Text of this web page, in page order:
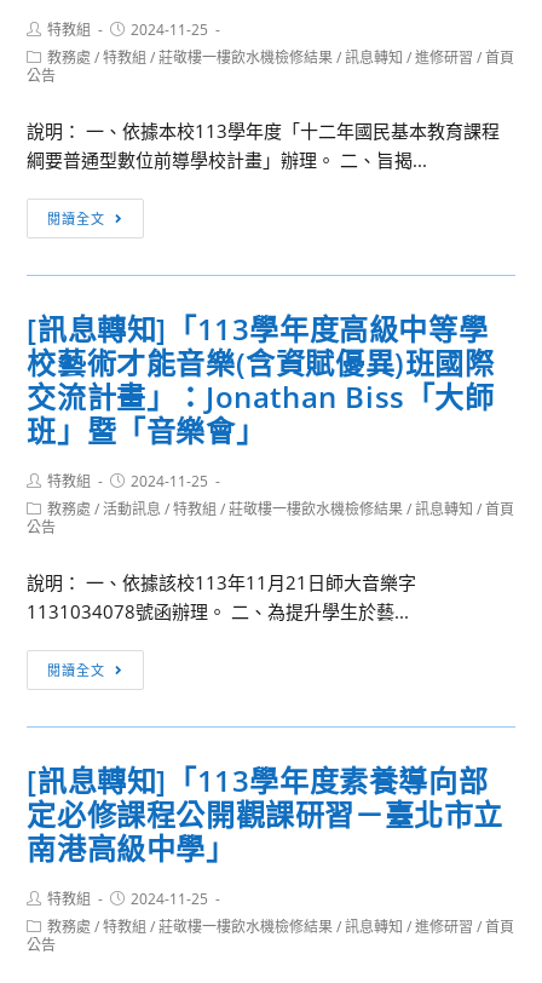
實
驗
辦
理
113
「資
安
全」
種
子
資
研
營，
敬
全
國
職
教
師
踴
躍
參
公
告
勵
貴
校
躍
報
名
賽
報
程
及
相
訊，
請
查
照。
英
領
力
工
作
Post
author:
特教組
Post
published:
2024-11-25
Post
category:
教務處 / 特教組 / 莊敬樓一樓飲水機檢修結果 / 訊息轉知 / 進修研習 / 首頁
公告
說明： 一、依據本校113學年度「十二年國民基本教育課程
綱要普通型數位前導學校計畫」辦理。 二、旨揭...
閱讀全文
息
轉
學
年
度
數
位
前
導
「要
音
樂
幹
嘛？
AI
應
用
音
樂
[訊息轉知]「113學年度高級中等學
校藝術才能音樂(含資賦優異)班國際
交流計畫」：Jonathan Biss「大師
班」暨「音樂會」
Post
author:
特教組
Post
published:
2024-11-25
Post
category:
教務處 / 活動訊息 / 特教組 / 莊敬樓一樓飲水機檢修結果 / 訊息轉知 / 首頁
公告
說明： 一、依據該校113年11月21日師大音樂字
1131034078號函辦理。 二、為提升學生於藝...
閱讀全文
息
轉
「113
學
年
度
高
級
[訊息轉知]「113學年度素養導向部
定必修課程公開觀課研習－臺北市立
南港高級中學」
Post
author:
特教組
Post
published:
2024-11-25
Post
category:
教務處 / 特教組 / 莊敬樓一樓飲水機檢修結果 / 訊息轉知 / 進修研習 / 首頁
公告